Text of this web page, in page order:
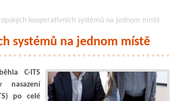
kooperativních systémů na jednom místě
systémů na jednom místě
C-ITS
nasazení
po celé